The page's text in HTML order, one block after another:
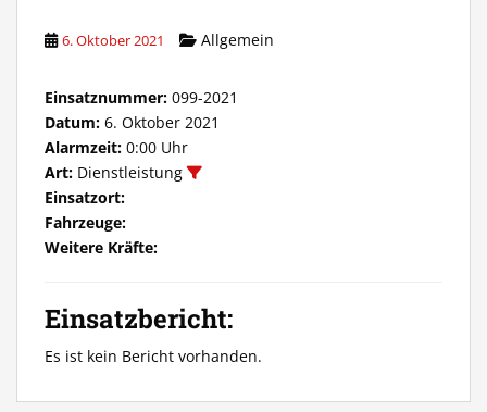
6. Oktober 2021 Allgemein
Einsatznummer: 099-2021
Datum: 6. Oktober 2021
Alarmzeit: 0:00 Uhr
Art: Dienstleistung
Einsatzort:
Fahrzeuge:
Weitere Kräfte:
Einsatzbericht:
Es ist kein Bericht vorhanden.